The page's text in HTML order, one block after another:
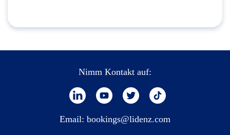
Nimm Kontakt auf:
Email: bookings@lidenz.com